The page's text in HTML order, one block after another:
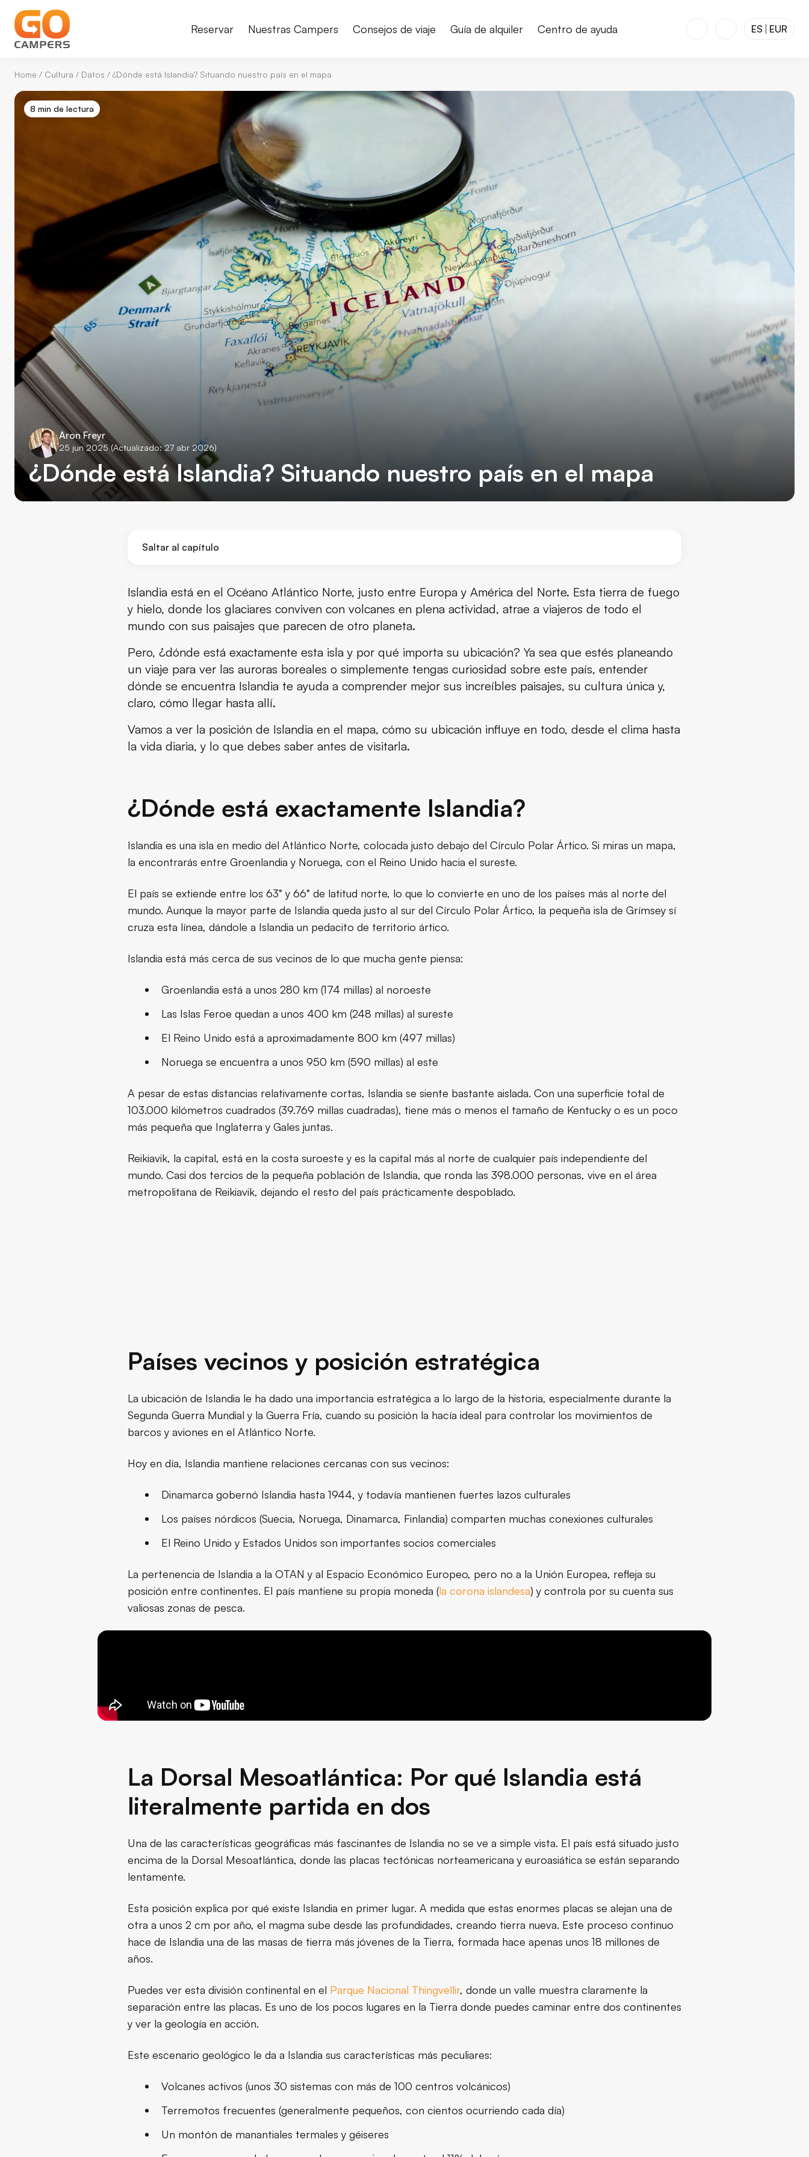
Reservar Nuestras Campers Consejos de viaje Guía de alquiler Centro de ayuda ES EUR
Home / Cultura / Datos / ¿Dónde está Islandia? Situando nuestro país en el mapa
8 min de lectura
Aron Freyr
25 jun 2025(Actualizado: 27 abr 2026)
¿Dónde está Islandia? Situando nuestro país en el mapa
Saltar al capítulo
Países vecinos y posición estratégica
Contradicciones climáticas: Por qué Islandia no es tan fría como te imaginas
Aislamiento cultural: Cómo la ubicación ha moldeado la identidad islandesa
Cómo llegar a Islandia: Tiempos de vuelo y rutas
Islandia está en el Océano Atlántico Norte, justo entre Europa y América del Norte. Esta tierra de fuego
y hielo, donde los glaciares conviven con volcanes en plena actividad, atrae a viajeros de todo el
mundo con sus paisajes que parecen de otro planeta.
Pero, ¿dónde está exactamente esta isla y por qué importa su ubicación? Ya sea que estés planeando
un viaje para ver las auroras boreales o simplemente tengas curiosidad sobre este país, entender
dónde se encuentra Islandia te ayuda a comprender mejor sus increíbles paisajes, su cultura única y,
claro, cómo llegar hasta allí.
Vamos a ver la posición de Islandia en el mapa, cómo su ubicación influye en todo, desde el clima hasta
la vida diaria, y lo que debes saber antes de visitarla.
¿Dónde está exactamente Islandia?
Islandia es una isla en medio del Atlántico Norte, colocada justo debajo del Círculo Polar Ártico. Si miras un mapa,
la encontrarás entre Groenlandia y Noruega, con el Reino Unido hacia el sureste.
El país se extiende entre los 63° y 66° de latitud norte, lo que lo convierte en uno de los países más al norte del
mundo. Aunque la mayor parte de Islandia queda justo al sur del Círculo Polar Ártico, la pequeña isla de Grímsey sí
cruza esta línea, dándole a Islandia un pedacito de territorio ártico.
Islandia está más cerca de sus vecinos de lo que mucha gente piensa:
Groenlandia está a unos 280 km (174 millas) al noroeste
Las Islas Feroe quedan a unos 400 km (248 millas) al sureste
El Reino Unido está a aproximadamente 800 km (497 millas)
Noruega se encuentra a unos 950 km (590 millas) al este
A pesar de estas distancias relativamente cortas, Islandia se siente bastante aislada. Con una superficie total de
103.000 kilómetros cuadrados (39.769 millas cuadradas), tiene más o menos el tamaño de Kentucky o es un poco
más pequeña que Inglaterra y Gales juntas.
Reikiavik, la capital, está en la costa suroeste y es la capital más al norte de cualquier país independiente del
mundo. Casi dos tercios de la pequeña población de Islandia, que ronda las 398.000 personas, vive en el área
metropolitana de Reikiavik, dejando el resto del país prácticamente despoblado.
Países vecinos y posición estratégica
La ubicación de Islandia le ha dado una importancia estratégica a lo largo de la historia, especialmente durante la
Segunda Guerra Mundial y la Guerra Fría, cuando su posición la hacía ideal para controlar los movimientos de
barcos y aviones en el Atlántico Norte.
Hoy en día, Islandia mantiene relaciones cercanas con sus vecinos:
Dinamarca gobernó Islandia hasta 1944, y todavía mantienen fuertes lazos culturales
Los países nórdicos (Suecia, Noruega, Dinamarca, Finlandia) comparten muchas conexiones culturales
El Reino Unido y Estados Unidos son importantes socios comerciales
La pertenencia de Islandia a la OTAN y al Espacio Económico Europeo, pero no a la Unión Europea, refleja su
posición entre continentes. El país mantiene su propia moneda (la corona islandesa) y controla por su cuenta sus
valiosas zonas de pesca.
La Dorsal Mesoatlántica: Por qué Islandia está
literalmente partida en dos
Una de las características geográficas más fascinantes de Islandia no se ve a simple vista. El país está situado justo
encima de la Dorsal Mesoatlántica, donde las placas tectónicas norteamericana y euroasiática se están separando
lentamente.
Esta posición explica por qué existe Islandia en primer lugar. A medida que estas enormes placas se alejan una de
otra a unos 2 cm por año, el magma sube desde las profundidades, creando tierra nueva. Este proceso continuo
hace de Islandia una de las masas de tierra más jóvenes de la Tierra, formada hace apenas unos 18 millones de
años.
Puedes ver esta división continental en el Parque Nacional Thingvellir, donde un valle muestra claramente la
separación entre las placas. Es uno de los pocos lugares en la Tierra donde puedes caminar entre dos continentes
y ver la geología en acción.
Este escenario geológico le da a Islandia sus características más peculiares:
Volcanes activos (unos 30 sistemas con más de 100 centros volcánicos)
Terremotos frecuentes (generalmente pequeños, con cientos ocurriendo cada día)
Un montón de manantiales termales y géiseres